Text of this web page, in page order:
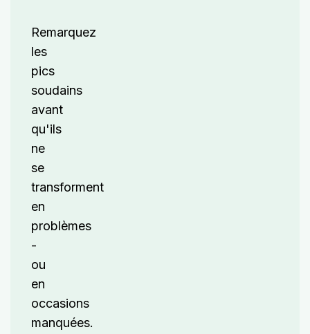
Remarquez
les
pics
soudains
avant
qu'ils
ne
se
transforment
en
problèmes
-
ou
en
occasions
manquées.